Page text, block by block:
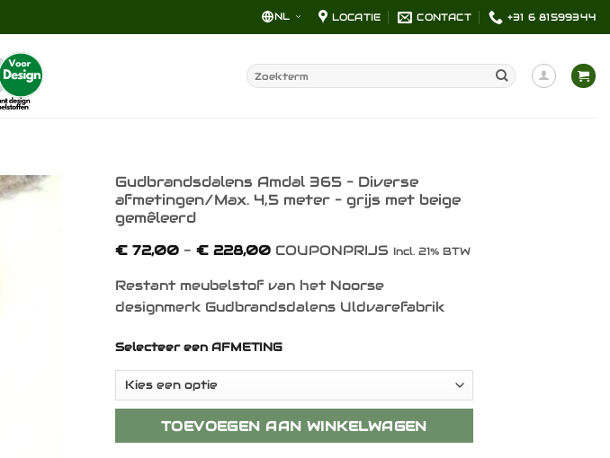
NL LOCATIE CONTACT +31 6 81599344
Zoeken
naar:
Gudbrandsdalens Amdal 365 – Diverse
afmetingen/Max. 4,5 meter – grijs met beige
gemêleerd
€72,00 - €228,00Prijsklasse:
€ 228,00
COUPONPRIJS Incl. 21% BTW
Restant meubelstof van het Noorse
designmerk Gudbrandsdalens Uldvarefabrik
Selecteer een AFMETING
TOEVOEGEN AAN WINKELWAGEN